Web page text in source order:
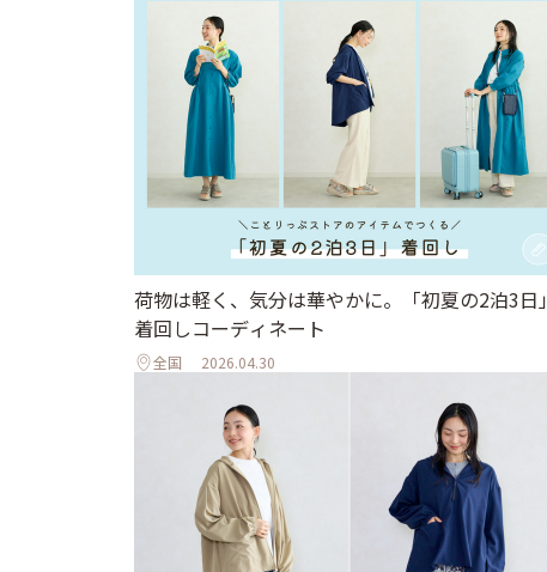
荷物は軽く、気分は華やかに。「初夏の2泊3日」
着回しコーディネート
全国 2026.04.30